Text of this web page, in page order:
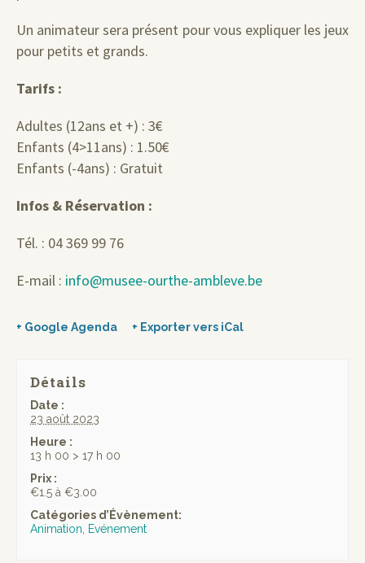
Un animateur sera présent pour vous expliquer les jeux
pour petits et grands.
Tarifs :
Adultes (12ans et +) : 3€
Enfants (4>11ans) : 1.50€
Enfants (-4ans) : Gratuit
Infos & Réservation :
Tél. : 04 369 99 76
E-mail : info@musee-ourthe-ambleve.be
+ Google Agenda + Exporter vers iCal
Détails
Date :
23 août 2023
Heure :
13 h 00 > 17 h 00
Prix :
€1.5 à €3.00
Catégories d’Évènement:
Animation, Evénement